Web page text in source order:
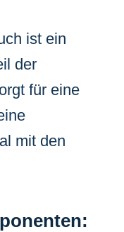
ist ein
der
für eine
mit den